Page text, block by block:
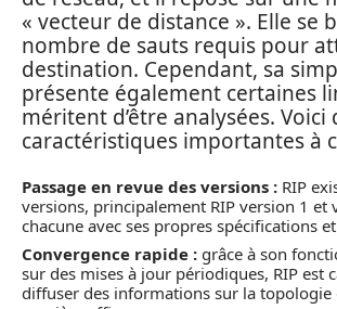
« vecteur de distance ». Elle se
nombre de sauts requis pour
destination. Cependant, sa
présente également certaines
méritent d’être analysées. Voici
caractéristiques importantes à
Passage en revue des versions : RIP
versions, principalement RIP version 1 et
chacune avec ses propres spécifications
Convergence rapide : grâce à son
sur des mises à jour périodiques, RIP est
diffuser des informations sur la topologie